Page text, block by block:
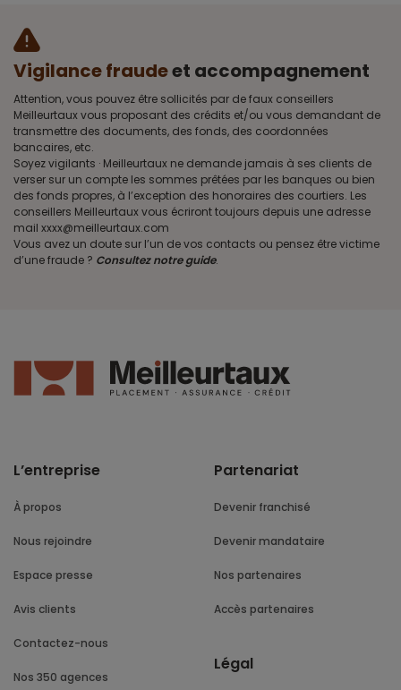
Vigilance fraudeet accompagnement
Attention, vous pouvez être sollicités par de faux conseillers
Meilleurtaux vous proposant des crédits et/ou vous demandant de
transmettre des documents, des fonds, des coordonnées
bancaires, etc.
Soyez vigilants · Meilleurtaux ne demande jamais à ses clients de
verser sur un compte les sommes prêtées par les banques ou bien
des fonds propres, à l’exception des honoraires des courtiers. Les
conseillers Meilleurtaux vous écriront toujours depuis une adresse
mail xxxx@meilleurtaux.com
Vous avez un doute sur l’un de vos contacts ou pensez être victime
d’une fraude ? Consultez notre guide.
L’entreprise
À propos
Nous rejoindre
Espace presse
Avis clients
Contactez-nous
Nos 350 agences
Partenariat
Devenir franchisé
Devenir mandataire
Nos partenaires
Accès partenaires
Légal